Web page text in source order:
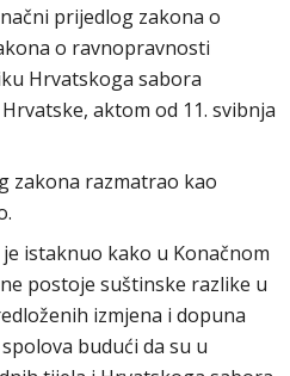
prijedlog zakona o
o ravnopravnosti
Hrvatskoga sabora
aktom od 11. svibnja
zakona razmatrao kao
istaknuo kako u Konačnom
postoje suštinske razlike u
izmjena i dopuna
budući da su u